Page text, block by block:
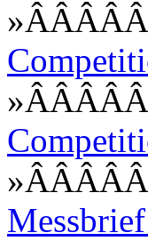
»ÂÂÂÂÂ
»ÂÂÂÂÂ
»ÂÂÂÂÂ